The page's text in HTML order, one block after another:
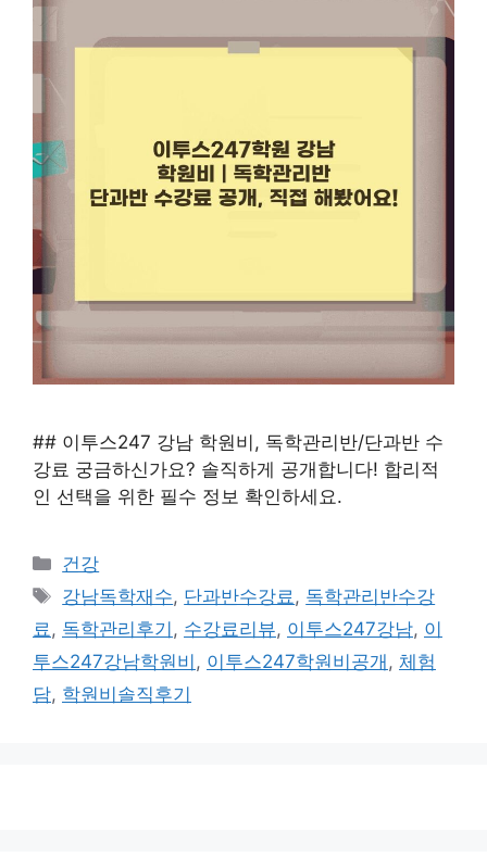
## 이투스247 강남 학원비, 독학관리반/단과반 수
강료 궁금하신가요? 솔직하게 공개합니다! 합리적
인 선택을 위한 필수 정보 확인하세요.
카
테
고
리
건강
태
그
강남독학재수, 단과반수강료 , 독학관리반수강
료 , 독학관리후기 , 수강료리뷰, 이투스247강남, 이
투스247강남학원비 , 이투스247학원비공개 , 체험
담, 학원비솔직후기